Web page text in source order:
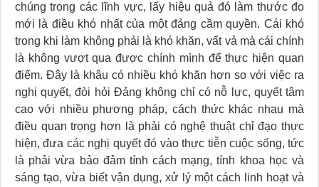
chúng trong các lĩnh vực, lấy hiệu quả đó làm thước đo
mới là điều khó nhất của một đảng cầm quyền. Cái khó
trong khi làm không phải là khó khăn, vất vả mà cái chính
là không vượt qua được chính mình để thực hiện quan
điểm. Đây là khâu có nhiều khó khăn hơn so với việc ra
nghị quyết, đòi hỏi Đảng không chỉ có nỗ lực, quyết tâm
cao với nhiều phương pháp, cách thức khác nhau mà
điều quan trọng hơn là phải có nghệ thuật chỉ đạo thực
hiện, đưa các nghị quyết đó vào thực tiễn cuộc sống, tức
là phải vừa bảo đảm tính cách mạng, tính khoa học và
sáng tạo, vừa biết vận dụng, xử lý một cách linh hoạt và